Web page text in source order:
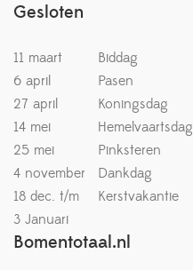
Gesloten
11 maart
Biddag
6 april
Pasen
27 april
Koningsdag
14 mei
Hemelvaartsdag
25 mei
Pinksteren
4 november
Dankdag
18 dec. t/m
Kerstvakantie
3 Januari
Bomentotaal.nl